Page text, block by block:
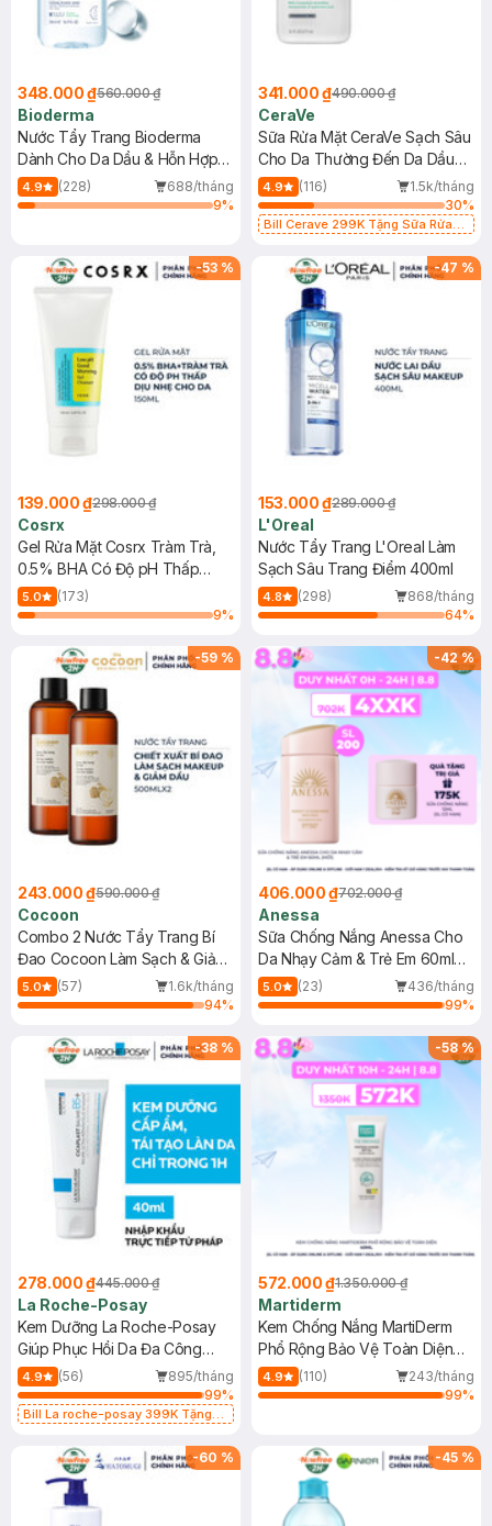
348.000 ₫560.000 ₫
Bioderma
Nước Tẩy Trang Bioderma
Dành Cho Da Dầu & Hỗn Hợp
500ml
4.9 (228)
688/tháng
9%
341.000 ₫490.000 ₫
CeraVe
Sữa Rửa Mặt CeraVe Sạch Sâu
Cho Da Thường Đến Da Dầu
473ml
4.9 (116)
1.5k/tháng
30%
Bill Cerave 299K Tặng Sữa Rửa
-53 %
139.000 ₫298.000 ₫
Cosrx
Gel Rửa Mặt Cosrx Tràm Trà,
0.5% BHA Có Độ pH Thấp
150ml
5.0
(173)
9%
-47 %
153.000 ₫289.000 ₫
L'Oreal
Nước Tẩy Trang L'Oreal Làm
Sạch Sâu Trang Điểm 400ml
4.8 (298)
868/tháng
64%
-59 %
243.000 ₫590.000 ₫
Cocoon
Combo 2 Nước Tẩy Trang Bí
Đao Cocoon Làm Sạch & Giảm
Dầu 500ml
5.0 (57)
1.6k/tháng
94%
-42%
406.000 ₫702.000 ₫
Anessa
Sữa Chống Nắng Anessa Cho
Da Nhạy Cảm & Trẻ Em 60ml
(Mới)
5.0 (23)
436/tháng
99%
-38 %
278.000 ₫445.000 ₫
La Roche-Posay
Kem Dưỡng La Roche-Posay
Giúp Phục Hồi Da Đa Công
Dụng 40ml
4.9 (56)
895/tháng
99%
Bill La roche-posay 399K Tặng
(SL có hạn)
-58%
572.000 ₫1.350.000 ₫
Martiderm
Kem Chống Nắng MartiDerm
Phổ Rộng Bảo Vệ Toàn Diện
40ml
4.9 (110)
243/tháng
99%
-60 % -45 %